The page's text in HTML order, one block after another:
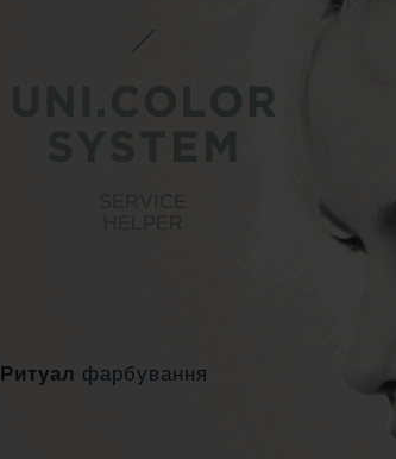
Ритуал фарбування